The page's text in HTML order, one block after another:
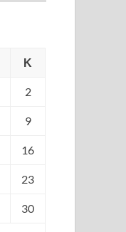
Κ
2
9
16
23
30